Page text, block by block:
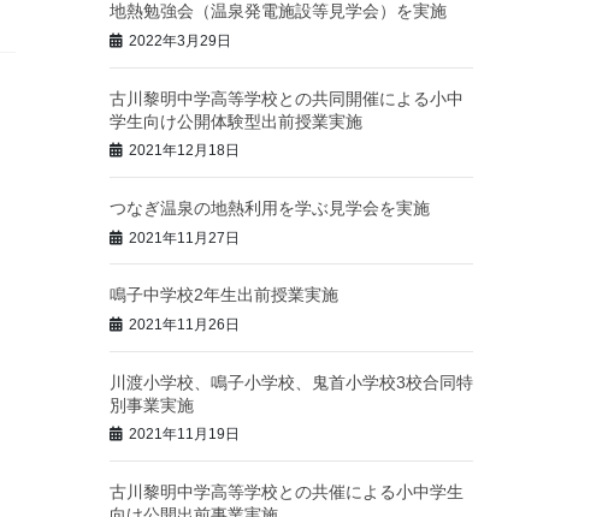
地熱勉強会（温泉発電施設等見学会）を実施
2022年3月29日
古川黎明中学高等学校との共同開催による小中
学生向け公開体験型出前授業実施
2021年12月18日
つなぎ温泉の地熱利用を学ぶ見学会を実施
2021年11月27日
鳴子中学校2年生出前授業実施
2021年11月26日
川渡小学校、鳴子小学校、鬼首小学校3校合同特
別事業実施
2021年11月19日
古川黎明中学高等学校との共催による小中学生